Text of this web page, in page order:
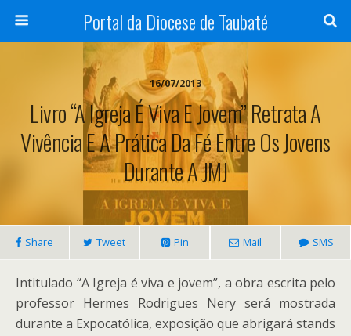
Portal da Diocese de Taubaté
16/07/2013
Livro “A Igreja É Viva E Jovem” Retrata A
Vivência E A Prática Da Fé Entre Os Jovens
Durante A JMJ
Share Tweet Pin Mail SMS
Intitulado “A Igreja é viva e jovem”, a obra escrita pelo
professor Hermes Rodrigues Nery será mostrada
durante a Expocatólica, exposição que abrigará stands